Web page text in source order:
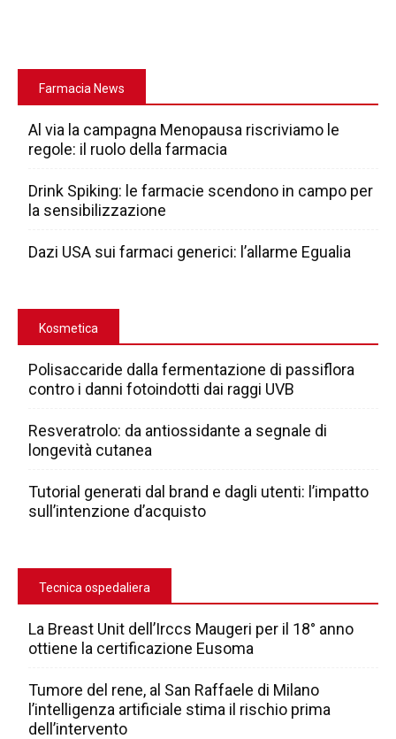
Farmacia News
Al via la campagna Menopausa riscriviamo le
regole: il ruolo della farmacia
Drink Spiking: le farmacie scendono in campo per
la sensibilizzazione
Dazi USA sui farmaci generici: l’allarme Egualia
Kosmetica
Polisaccaride dalla fermentazione di passiflora
contro i danni fotoindotti dai raggi UVB
Resveratrolo: da antiossidante a segnale di
longevità cutanea
Tutorial generati dal brand e dagli utenti: l’impatto
sull’intenzione d’acquisto
Tecnica ospedaliera
La Breast Unit dell’Irccs Maugeri per il 18° anno
ottiene la certificazione Eusoma
Tumore del rene, al San Raffaele di Milano
l’intelligenza artificiale stima il rischio prima
dell’intervento